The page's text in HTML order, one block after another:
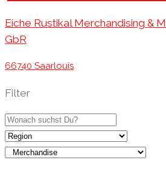
Eiche Rustikal Merchandising &
GbR
66740 Saarlouis
Filter